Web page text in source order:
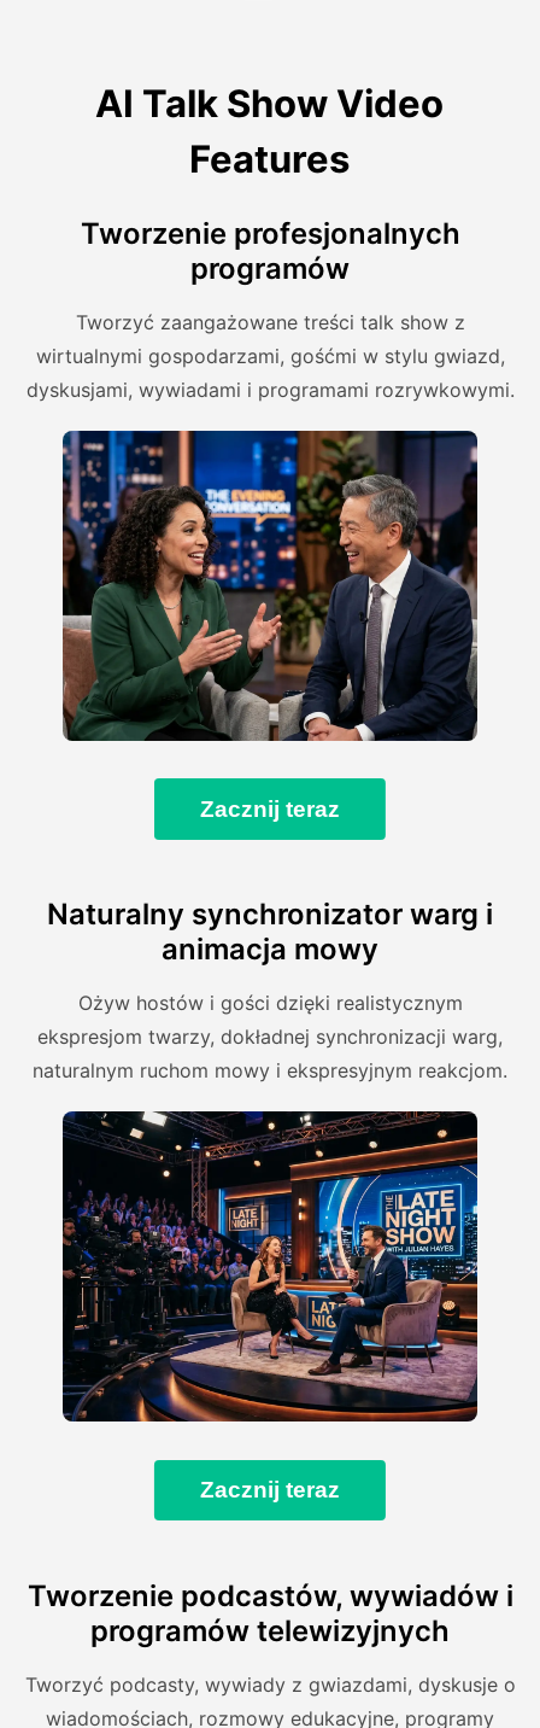
AI Talk Show Video
Features
Tworzenie profesjonalnych
programów
Tworzyć zaangażowane treści talk show z
wirtualnymi gospodarzami, gośćmi w stylu gwiazd,
dyskusjami, wywiadami i programami rozrywkowymi.
Zacznij teraz
Naturalny synchronizator warg i
animacja mowy
Ożyw hostów i gości dzięki realistycznym
ekspresjom twarzy, dokładnej synchronizacji warg,
naturalnym ruchom mowy i ekspresyjnym reakcjom.
Zacznij teraz
Tworzenie podcastów, wywiadów i
programów telewizyjnych
Tworzyć podcasty, wywiady z gwiazdami, dyskusje o
wiadomościach, rozmowy edukacyjne, programy